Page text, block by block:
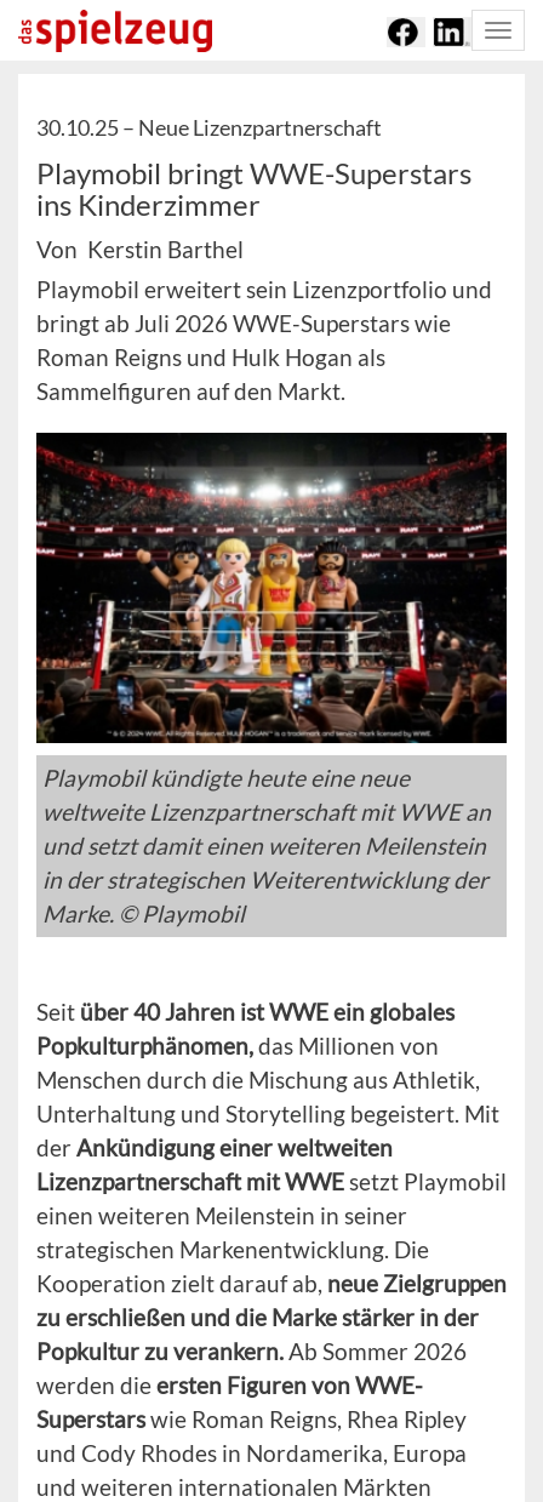
30.10.25 – Neue Lizenzpartnerschaft
Playmobil bringt WWE-Superstars
ins Kinderzimmer
Von Kerstin Barthel
Playmobil erweitert sein Lizenzportfolio und
bringt ab Juli 2026 WWE-Superstars wie
Roman Reigns und Hulk Hogan als
Sammelfiguren auf den Markt.
Playmobil kündigte heute eine neue
weltweite Lizenzpartnerschaft mit WWE an
und setzt damit einen weiteren Meilenstein
in der strategischen Weiterentwicklung der
Marke. © Playmobil
Seit über 40 Jahren ist WWE ein globales
Popkulturphänomen,das Millionen von
Menschen durch die Mischung aus Athletik,
Unterhaltung und Storytelling begeistert. Mit
derAnkündigung einer weltweiten
Lizenzpartnerschaft mit WWEsetzt Playmobil
einen weiteren Meilenstein in seiner
strategischen Markenentwicklung. Die
Kooperation zielt darauf ab, neue Zielgruppen
zu erschließen und die Marke stärker in der
Popkultur zu verankern.Ab Sommer 2026
werden dieersten Figuren von WWE-
Superstarswie Roman Reigns, Rhea Ripley
und Cody Rhodes in Nordamerika, Europa
und weiteren internationalen Märkten